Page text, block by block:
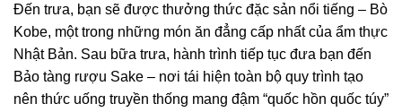
Đến trưa, bạn sẽ được thưởng thức đặc sản nổi tiếng – Bò
Kobe, một trong những món ăn đẳng cấp nhất của ẩm thực
Nhật Bản. Sau bữa trưa, hành trình tiếp tục đưa bạn đến
Bảo tàng rượu Sake – nơi tái hiện toàn bộ quy trình tạo
nên thức uống truyền thống mang đậm “quốc hồn quốc túy”